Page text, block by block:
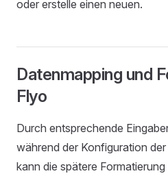
oder erstelle einen neuen.
Datenmapping und
Flyo
Durch entsprechende
während der Konfiguration
kann die spätere